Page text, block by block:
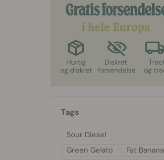
Tags
Sour Diesel
Green Gelato
Fat Banana